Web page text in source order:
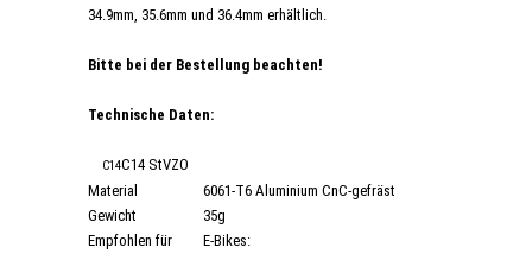
34.9mm, 35.6mm und 36.4mm erhältlich.
Bitte bei der Bestellung beachten!
Technische Daten:
C14C14 StVZO
Material
6061-T6 Aluminium CnC-gefräst
Gewicht
35g
Empfohlen für
E-Bikes: